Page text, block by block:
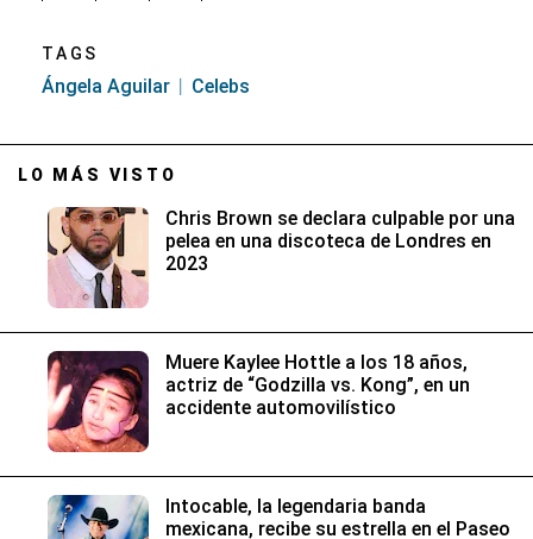
TAGS
Ángela Aguilar Celebs
LO MÁS VISTO
Chris Brown se declara culpable por una
pelea en una discoteca de Londres en
2023
Muere Kaylee Hottle a los 18 años,
actriz de “Godzilla vs. Kong”, en un
accidente automovilístico
Intocable, la legendaria banda
mexicana, recibe su estrella en el Paseo